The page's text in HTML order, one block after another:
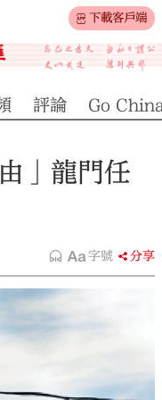
下載客戶端
評論 Go
」龍門任
字號 分享